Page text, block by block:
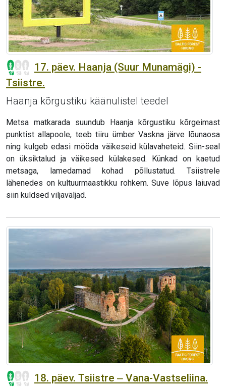
17. päev. Haanja (Suur Munamägi) -
Tsiistre.
Haanja kõrgustiku käänulistel teedel
Metsa matkarada suundub Haanja kõrgustiku kõrgeimast
punktist allapoole, teeb tiiru ümber Vaskna järve lõunaosa
ning kulgeb edasi mööda väikeseid külavaheteid. Siin-seal
on üksiktalud ja väikesed külakesed. Künkad on kaetud
metsaga, lamedamad kohad põllustatud. Tsiistrele
lähenedes on kultuurmaastikku rohkem. Suve lõpus laiuvad
siin kuldsed viljaväljad.
18. päev. Tsiistre ‒ Vana-Vastseliina.